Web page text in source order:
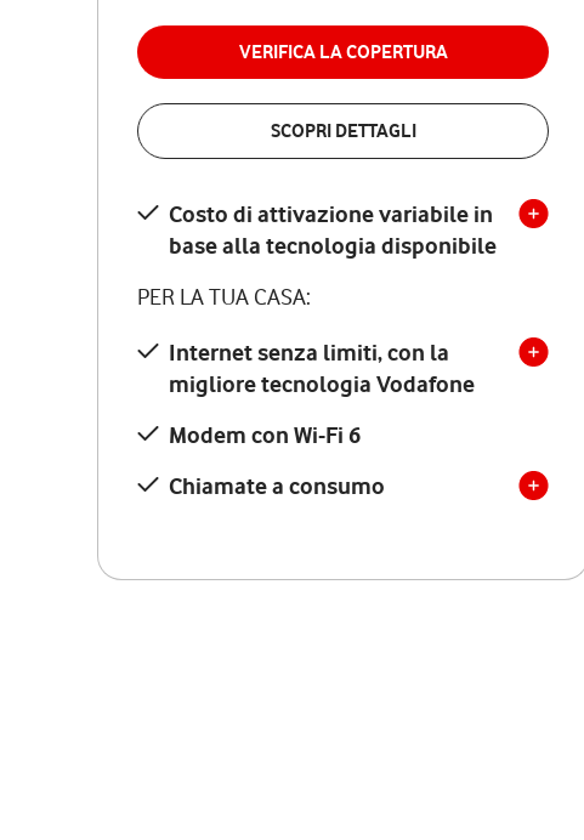
VERIFICA LA COPERTURA
SCOPRI DETTAGLI
Costo di attivazione variabile in
base alla tecnologia disponibile
PER LA TUA CASA:
Internet senza limiti, con la
migliore tecnologia Vodafone
Modem con Wi-Fi 6
Chiamate a consumo